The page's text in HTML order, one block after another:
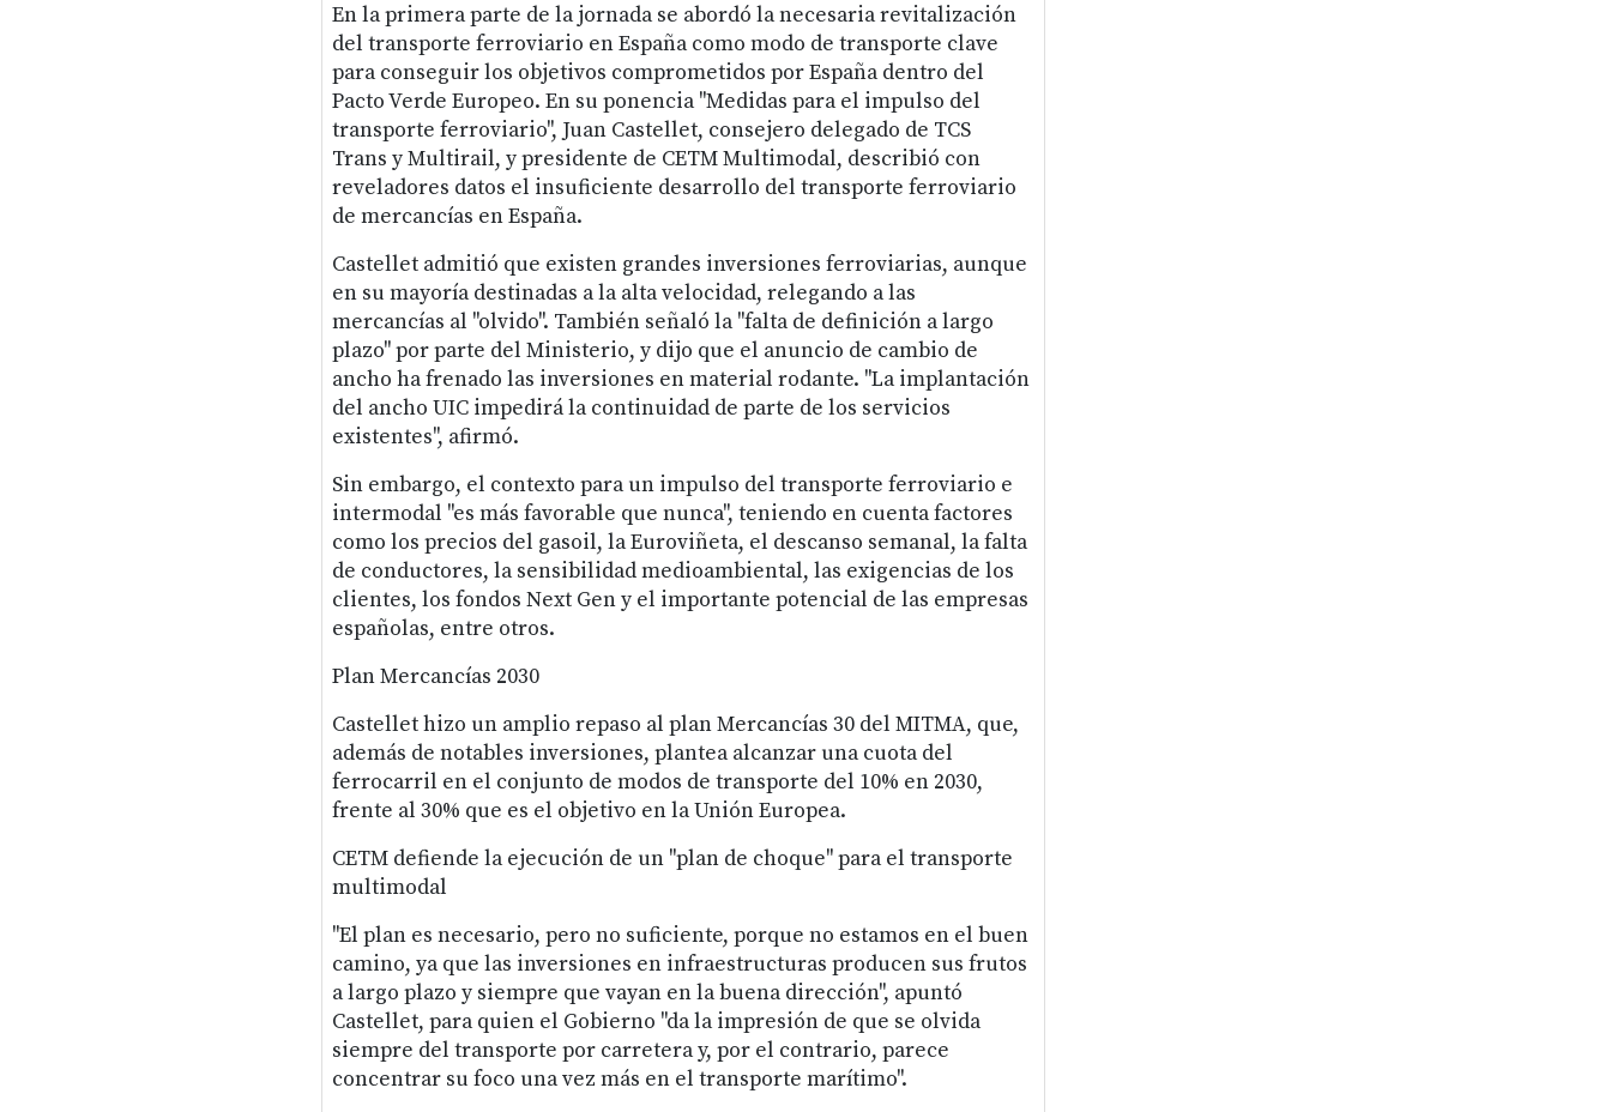
En la primera parte de la jornada se abordó la necesaria revitalización
del transporte ferroviario en España como modo de transporte clave
para conseguir los objetivos comprometidos por España dentro del
Pacto Verde Europeo. En su ponencia "Medidas para el impulso del
transporte ferroviario", Juan Castellet, consejero delegado de TCS
Trans y Multirail, y presidente de CETM Multimodal, describió con
reveladores datos el insuficiente desarrollo del transporte ferroviario
de mercancías en España.
Castellet admitió que existen grandes inversiones ferroviarias, aunque
en su mayoría destinadas a la alta velocidad, relegando a las
mercancías al "olvido". También señaló la "falta de definición a largo
plazo" por parte del Ministerio, y dijo que el anuncio de cambio de
ancho ha frenado las inversiones en material rodante. "La implantación
del ancho UIC impedirá la continuidad de parte de los servicios
existentes", afirmó.
Sin embargo, el contexto para un impulso del transporte ferroviario e
intermodal "es más favorable que nunca", teniendo en cuenta factores
como los precios del gasoil, la Euroviñeta, el descanso semanal, la falta
de conductores, la sensibilidad medioambiental, las exigencias de los
clientes, los fondos Next Gen y el importante potencial de las empresas
españolas, entre otros.
Plan Mercancías 2030
Castellet hizo un amplio repaso al plan Mercancías 30 del MITMA, que,
además de notables inversiones, plantea alcanzar una cuota del
ferrocarril en el conjunto de modos de transporte del 10% en 2030,
frente al 30% que es el objetivo en la Unión Europea.
CETM defiende la ejecución de un "plan de choque" para el transporte
multimodal
"El plan es necesario, pero no suficiente, porque no estamos en el buen
camino, ya que las inversiones en infraestructuras producen sus frutos
a largo plazo y siempre que vayan en la buena dirección", apuntó
Castellet, para quien el Gobierno "da la impresión de que se olvida
siempre del transporte por carretera y, por el contrario, parece
concentrar su foco una vez más en el transporte marítimo".